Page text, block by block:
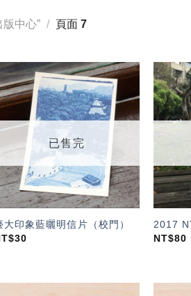
中心” / 頁面 7
加入
「願
望輕
已售完
大印象藍曬明信片（校門）
30
2017
NT$80